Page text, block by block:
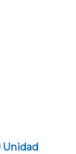
Unidad